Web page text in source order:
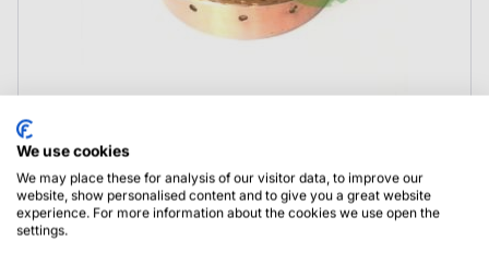
We use cookies
We may place these for analysis of our visitor data, to improve our
website, show personalised content and to give you a great website
experience. For more information about the cookies we use open the
settings.